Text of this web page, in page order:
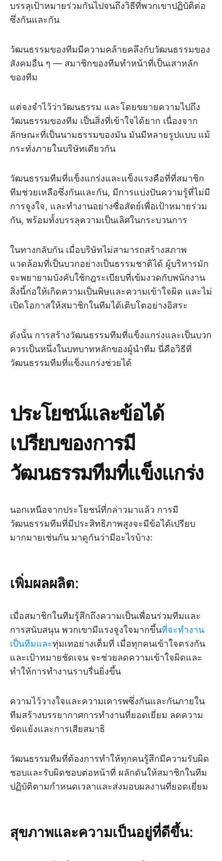
บรรลุเป้าหมายร่วมกันไปจนถึงวิธีที่พวกเขาปฏิบัติต่อ
ซึ่งกันและกัน
วัฒนธรรมของทีมมีความคล้ายคลึงกับวัฒนธรรมของ
สังคมอื่น ๆ — สมาชิกของทีมทำหน้าที่เป็นเสาหลัก
ของทีม
แต่จงจำไว้ว่าวัฒนธรรม และโดยขยายความไปถึง
วัฒนธรรมของทีม เป็นสิ่งที่เข้าใจได้ยาก เนื่องจาก
ลักษณะที่เป็นนามธรรมของมัน มันมีหลายรูปแบบ แม้
กระทั่งภายในบริษัทเดียวกัน
วัฒนธรรมทีมที่แข็งแกร่งและแข็งแรงคือที่ที่สมาชิก
ทีมช่วยเหลือซึ่งกันและกัน, มีการแบ่งปันความรู้ที่ไม่มี
การจูงใจ, และทำงานอย่างซื่อสัตย์เพื่อเป้าหมายร่วม
กัน, พร้อมทั้งบรรลุความเป็นเลิศในกระบวนการ
ในทางกลับกัน เมื่อบริษัทไม่สามารถสร้างสภาพ
แวดล้อมที่เป็นบวกอย่างเป็นธรรมชาติได้ ผู้บริหารมัก
จะพยายามบังคับใช้กฎระเบียบที่เข้มงวดกับพนักงาน
สิ่งนี้ก่อให้เกิดความเป็นพิษและความเข้าใจผิด และไม่
เปิดโอกาสให้สมาชิกในทีมได้เติบโตอย่างอิสระ
ดังนั้น การสร้างวัฒนธรรมทีมที่แข็งแกร่งและเป็นบวก
ควรเป็นหนึ่งในบทบาทหลักของผู้นำทีม นี่คือวิธีที่
วัฒนธรรมทีมที่แข็งแกร่งช่วยได้
ประโยชน์และข้อได้
เปรียบของการมี
วัฒนธรรมทีมที่แข็งแกร่ง
นอกเหนือจากประโยชน์ที่กล่าวมาแล้ว การมี
วัฒนธรรมทีมที่มีประสิทธิภาพสูงจะมีข้อได้เปรียบ
มากมายเช่นกัน มาดูกันว่ามีอะไรบ้าง:
เพิ่มผลผลิต:
เมื่อสมาชิกในทีมรู้สึกถึงความเป็นเพื่อนร่วมทีมและ
การสนับสนุน พวกเขามีแรงจูงใจมากขึ้นที่จะทำงาน
เป็นทีมและทุ่มเทอย่างเต็มที่ เมื่อทุกคนเข้าใจตรงกัน
และเป้าหมายชัดเจน จะช่วยลดความเข้าใจผิดและ
ทำให้การทำงานราบรื่นยิ่งขึ้น
ความไว้วางใจและความเคารพซึ่งกันและกันภายใน
ทีมสร้างบรรยากาศการทำงานที่ยอดเยี่ยม ลดความ
ขัดแย้งและการเสียสมาธิ
วัฒนธรรมทีมที่ต้องการทำให้ทุกคนรู้สึกมีความรับผิด
ชอบและรับผิดชอบต่อหน้าที่ ผลักดันให้สมาชิกในทีม
ปฏิบัติตามกำหนดเวลาและส่งมอบผลงานที่ยอดเยี่ยม
สุขภาพและความเป็นอยู่ที่ดีขึ้น: